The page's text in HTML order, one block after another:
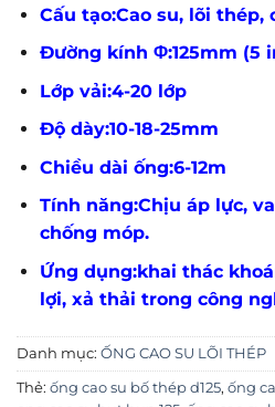
Cấu tạo:Cao su, lõi thép,
Đường kính Φ:125mm (5
Lớp vải:4-20 lớp
Độ dày:10-18-25mm
Chiều dài ống:6-12m
Tính năng:Chịu áp lực,
chống móp.
Ứng dụng:khai thác
lợi, xả thải trong công
Danh mục: ỐNG CAO SU LÕI THÉP
Thẻ: ống cao su bố thép d125, ống